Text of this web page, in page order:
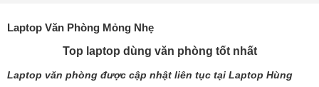
Laptop Văn Phòng Mỏng Nhẹ
Top laptop dùng văn phòng tốt nhất
Laptop văn phòng được cập nhật liên tục tại Laptop Hùng